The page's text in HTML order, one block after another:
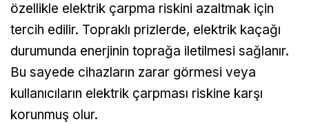
özellikle elektrik çarpma riskini azaltmak için
tercih edilir. Topraklı prizlerde, elektrik kaçağı
durumunda enerjinin toprağa iletilmesi sağlanır.
Bu sayede cihazların zarar görmesi veya
kullanıcıların elektrik çarpması riskine karşı
korunmuş olur.